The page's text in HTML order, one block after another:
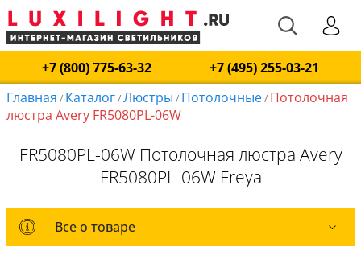
+7 (800) 775-63-32
+7 (495) 255-03-21
Главная / Каталог/Люстры / Потолочные/ Потолочная
люстра Avery FR5080PL-06W
FR5080PL-06W Потолочная люстра Avery
FR5080PL-06W Freya
Все о товаре